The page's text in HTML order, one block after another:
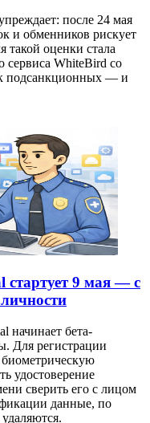
после 24 мая
и обменников рискует
такой оценки стала
сервиса WhiteBird со
подсанкционных — и
стартует 9 мая — с
начинает бета-
Для регистрации
удостоверение
сверить его с лицом
данные, по